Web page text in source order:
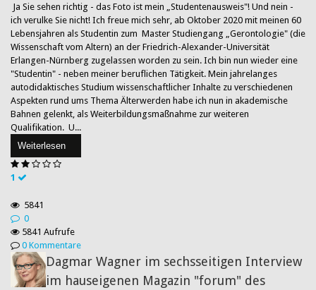
​ Ja Sie sehen richtig - das Foto ist mein „Studentenausweis"! Und nein -
ich verulke Sie nicht! Ich freue mich sehr, ab Oktober 2020 mit meinen 60
Lebensjahren als Studentin zum Master Studiengang „Gerontologie" (die
Wissenschaft vom Altern) an der Friedrich-Alexander-Universität
Erlangen-Nürnberg zugelassen worden zu sein. Ich bin nun wieder eine
"Studentin" - neben meiner beruflichen Tätigkeit. Mein jahrelanges
autodidaktisches Studium wissenschaftlicher Inhalte zu verschiedenen
Aspekten rund ums Thema Älterwerden habe ich nun in akademische
Bahnen gelenkt, als Weiterbildungsmaßnahme zur weiteren
Qualifikation. U...
Weiterlesen
1
5841
0
5841 Aufrufe
0 Kommentare
Dagmar Wagner im sechsseitigen Interview
im hauseigenen Magazin "forum" des